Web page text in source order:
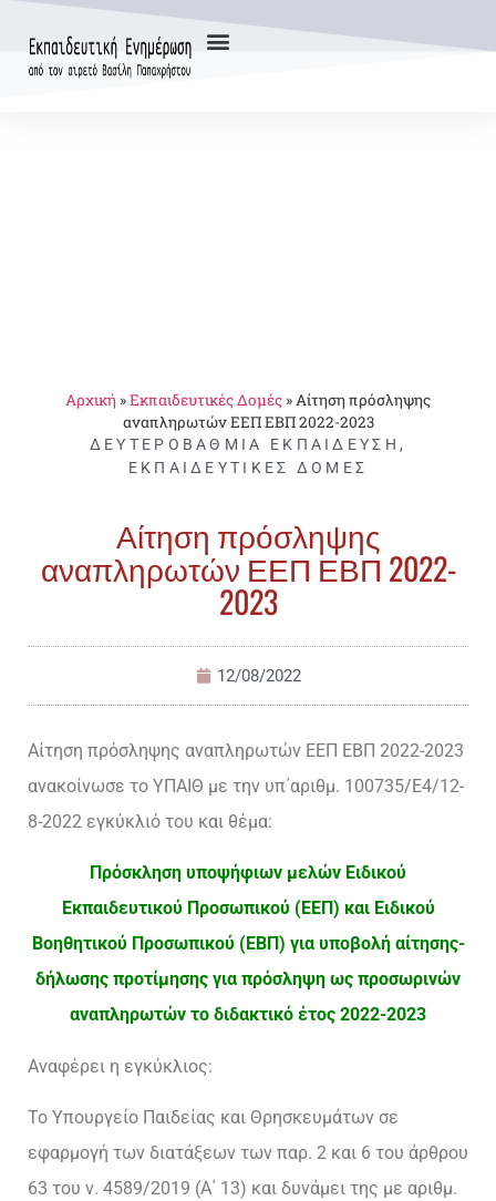
Αρχική »Εκπαιδευτικές Δομές »Αίτηση πρόσληψης
αναπληρωτών ΕΕΠ ΕΒΠ 2022-2023
ΔΕΥΤΕΡΟΒΆΘΜΙΑ ΕΚΠΑΊΔΕΥΣΗ ,
ΕΚΠΑΙΔΕΥΤΙΚΈΣ ΔΟΜΈΣ
Αίτηση πρόσληψης
αναπληρωτών ΕΕΠ ΕΒΠ 2022-
2023
12/08/2022
Αίτηση πρόσληψης αναπληρωτών ΕΕΠ ΕΒΠ 2022-2023
ανακοίνωσε το ΥΠΑΙΘ με την υπ΄αριθμ. 100735/Ε4/12-
8-2022 εγκύκλιό του και θέμα:
Πρόσκληση υποψήφιων μελών Ειδικού
Εκπαιδευτικού Προσωπικού (ΕΕΠ) και Ειδικού
Βοηθητικού Προσωπικού (ΕΒΠ) για υποβολή αίτησης-
δήλωσης προτίμησης για πρόσληψη ως προσωρινών
αναπληρωτών το διδακτικό έτος 2022-2023
Αναφέρει η εγκύκλιος:
Το Υπουργείο Παιδείας και Θρησκευμάτων σε
εφαρμογή των διατάξεων των παρ. 2 και 6 του άρθρου
63 του ν. 4589/2019 (Α΄ 13) και δυνάμει της με αριθμ.